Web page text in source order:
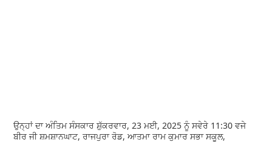
ਉਨ੍ਹਾਂ ਦਾ ਅੰਤਿਮ ਸੰਸਕਾਰ ਸ਼ੁੱਕਰਵਾਰ, 23 ਮਈ, 2025 ਨੂੰ ਸਵੇਰੇ 11:30 ਵਜੇ
ਬੀਰ ਜੀ ਸ਼ਮਸ਼ਾਨਘਾਟ, ਰਾਜਪੁਰਾ ਰੋਡ, ਆਤਮਾ ਰਾਮ ਕੁਮਾਰ ਸਭਾ ਸਕੂਲ,